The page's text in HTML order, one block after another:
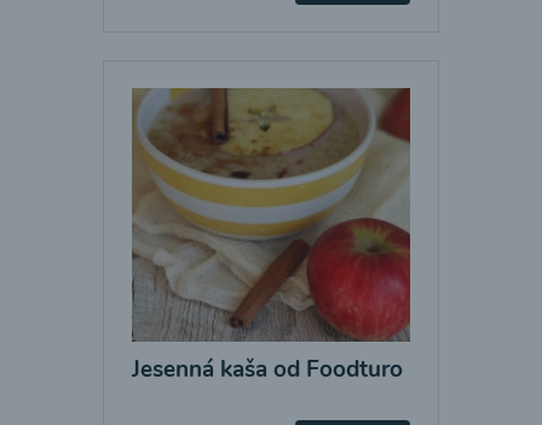
Jesenná kaša od Foodturo